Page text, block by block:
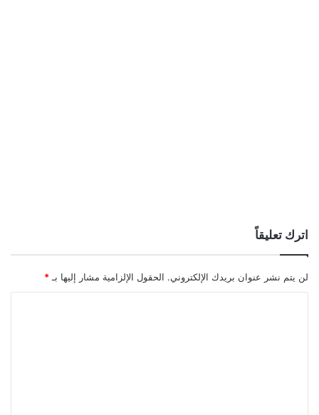
اترك تعليقاً
لن يتم نشر عنوان بريدك الإلكتروني. الحقول الإلزامية مشار إليها بـ *